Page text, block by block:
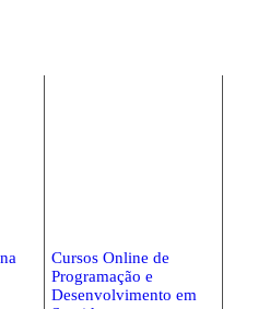
Cursos Online de
Programação e
Desenvolvimento em